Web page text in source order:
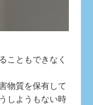
こともできなく
物質を保有して
しようもない時